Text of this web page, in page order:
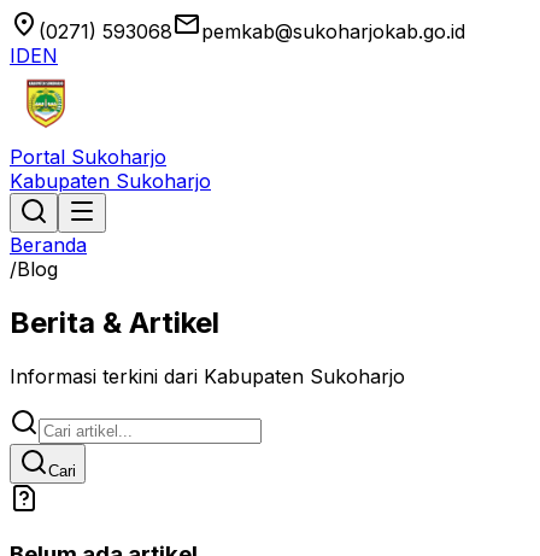
location_on (0271) 593068emailpemkab@sukoharjokab.go.id
IDEN
Portal Sukoharjo
Kabupaten Sukoharjo
Beranda
/Blog
Berita & Artikel
Informasi terkini dari Kabupaten Sukoharjo
Cari